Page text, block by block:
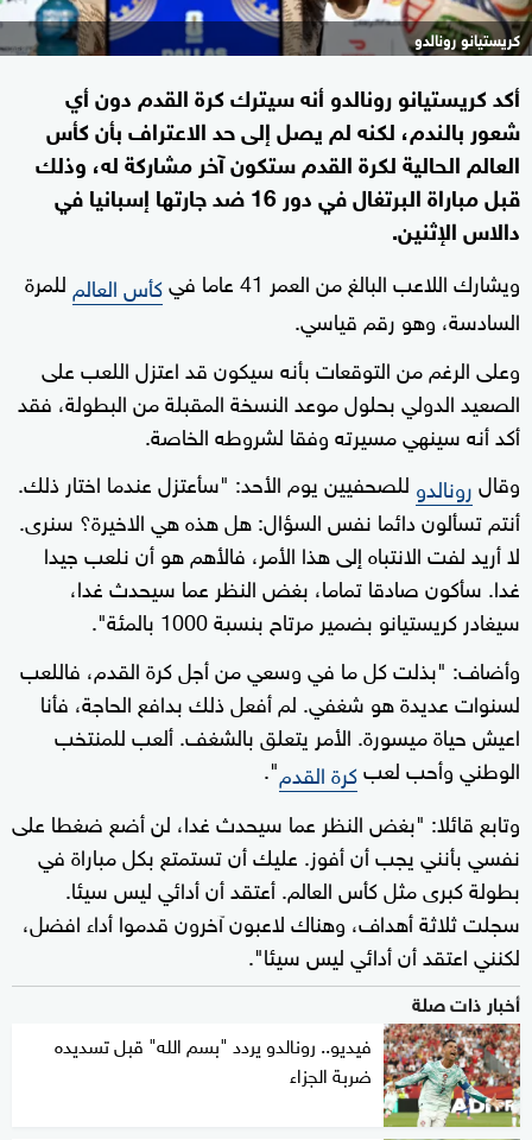
كريستيانو رونالدو
أكد كريستيانو رونالدو أنه سيترك كرة القدم دون أي
شعور بالندم، لكنه لم يصل إلى حد الاعتراف بأن كأس
العالم الحالية لكرة القدم ستكون آخر مشاركة له، وذلك
قبل مباراة البرتغال في دور 16 ضد جارتها إسبانيا في
دالاس الإثنين.
ويشارك اللاعب البالغ من العمر 41 عاما في كأس العالم للمرة
السادسة، وهو رقم قياسي.
وعلى الرغم من التوقعات بأنه سيكون قد اعتزل اللعب على
الصعيد الدولي بحلول موعد النسخة المقبلة من البطولة، ‌فقد
أكد أنه سينهي مسيرته وفقا لشروطه الخاصة.
وقالرونالدو للصحفيين يوم الأحد: "سأعتزل عندما اختار ذلك.
أنتم تسألون دائما نفس السؤال: هل هذه هي الاخيرة؟ سنرى.
‌لا أريد لفت الانتباه إلى هذا الأمر، ‌فالأهم هو أن نلعب جيدا
غدا. سأكون صادقا تماما، بغض النظر عما سيحدث غدا،
سيغادر كريستيانو بضمير مرتاح بنسبة 1000 بالمئة".
وأضاف: "بذلت كل ما في وسعي من أجل كرة القدم، فاللعب
لسنوات عديدة هو شغفي. لم أفعل ذلك بدافع الحاجة، فأنا
اعيش حياة ميسورة. الأمر يتعلق بالشغف. ألعب للمنتخب
الوطني وأحب لعبكرة القدم".
وتابع قائلا: "بغض النظر عما سيحدث غدا، لن أضع ‌ضغطا على
نفسي بأنني يجب أن أفوز. عليك أن تستمتع ‌بكل مباراة في
بطولة كبرى ⁠مثل كأس العالم. أعتقد أن أدائي ليس سيئا.
سجلت ثلاثة أهداف، وهناك لاعبون آخرون قدموا أداء افضل،
لكنني اعتقد أن أدائي ليس سيئا".
أخبار ذات صلة
فيديو.. رونالدو يردد "بسم الله" قبل تسديده
ضربة الجزاء